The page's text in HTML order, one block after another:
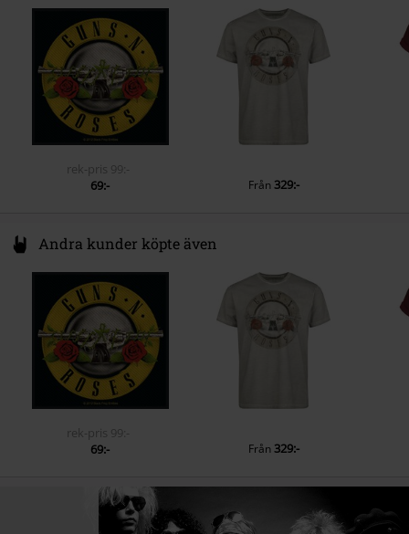
D07 Dublin
EUAR@ie.ia-net.com
rek-pris
99:-
69:-
Från329:-
Andra kunder köpte även
rek-pris
99:-
69:-
Från329:-